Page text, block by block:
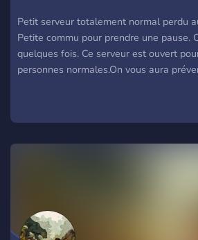
Petit serveur totalement normal perdu
Petite commu pour prendre une pause.
quelques fois. Ce serveur est ouvert
personnes normales.On vous aura